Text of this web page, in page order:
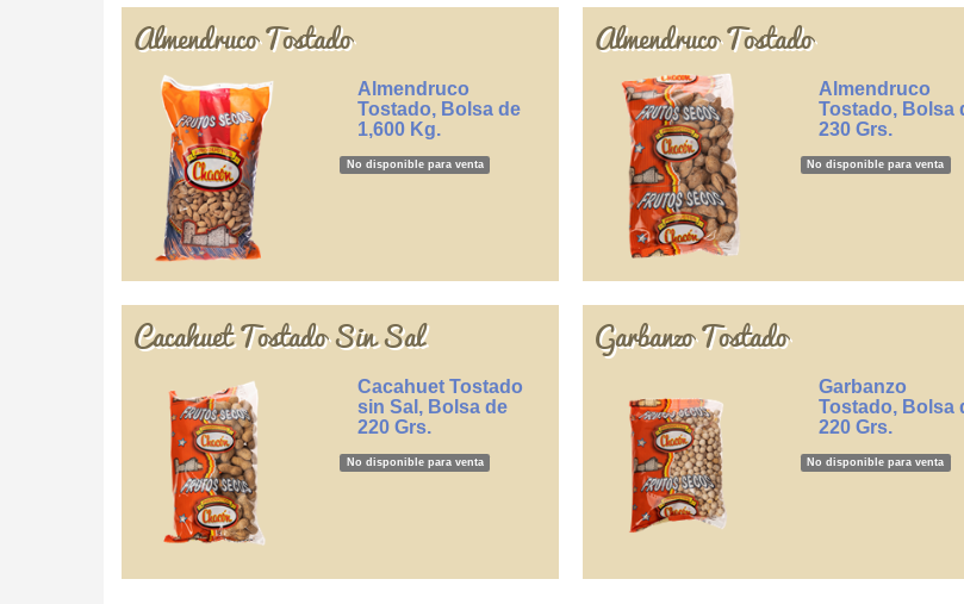
Almendruco Tostado
Almendruco
Tostado, Bolsa de
1,600 Kg.
No disponible para venta
Almendruco Tostado
Almendruco
Tostado, Bolsa
230 Grs.
No disponible para venta
Cacahuet Tostado Sin Sal
Cacahuet Tostado
sin Sal, Bolsa de
220 Grs.
No disponible para venta
Garbanzo Tostado
Garbanzo
Tostado, Bolsa
220 Grs.
No disponible para venta